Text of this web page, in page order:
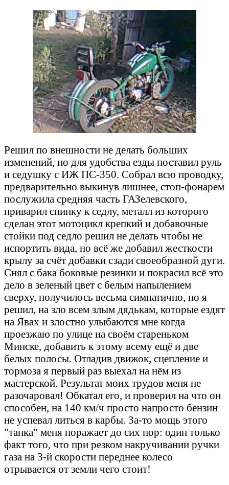
Решил по внешности не делать больших
изменений, но для удобства езды поставил руль
и седушку с ИЖ ПС-350. Собрал всю проводку,
предварительно выкинув лишнее, стоп-фонарем
послужила средняя часть ГАЗелевского,
приварил спинку к седлу, металл из которого
сделан этот мотоцикл крепкий и добавочные
стойки под седло решил не делать чтобы не
испортить вида, но всё же добавил жесткости
крылу за счёт добавки сзади своеобразной дуги.
Снял с бака боковые резинки и покрасил всё это
дело в зеленый цвет с белым напылением
сверху, получилось весьма симпатично, но я
решил, на зло всем злым дядькам, которые ездят
на Явах и злостно улыбаются мне когда
проезжаю по улице на своём стареньком
Минске, добавить к этому всему ещё и две
белых полосы. Отладив движок, сцепление и
тормоза я первый раз выехал на нём из
мастерской. Результат моих трудов меня не
разочаровал! Обкатал его, и проверил на что он
способен, на 140 км/ч просто напросто бензин
не успевал литься в карбы. За-то мощь этого
"танка" меня поражает до сих пор: один только
факт того, что при резком накручивании ручки
газа на 3-й скорости переднее колесо
отрывается от земли чего стоит!